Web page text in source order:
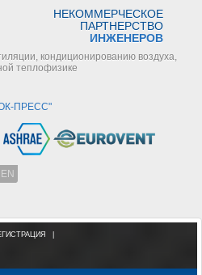
НЕКОММЕРЧЕСКОЕ
ПАРТНЕРСТВО
ИНЖЕНЕРОВ
кондиционированию воздуха,
теплофизике
ПРЕСС"
EN